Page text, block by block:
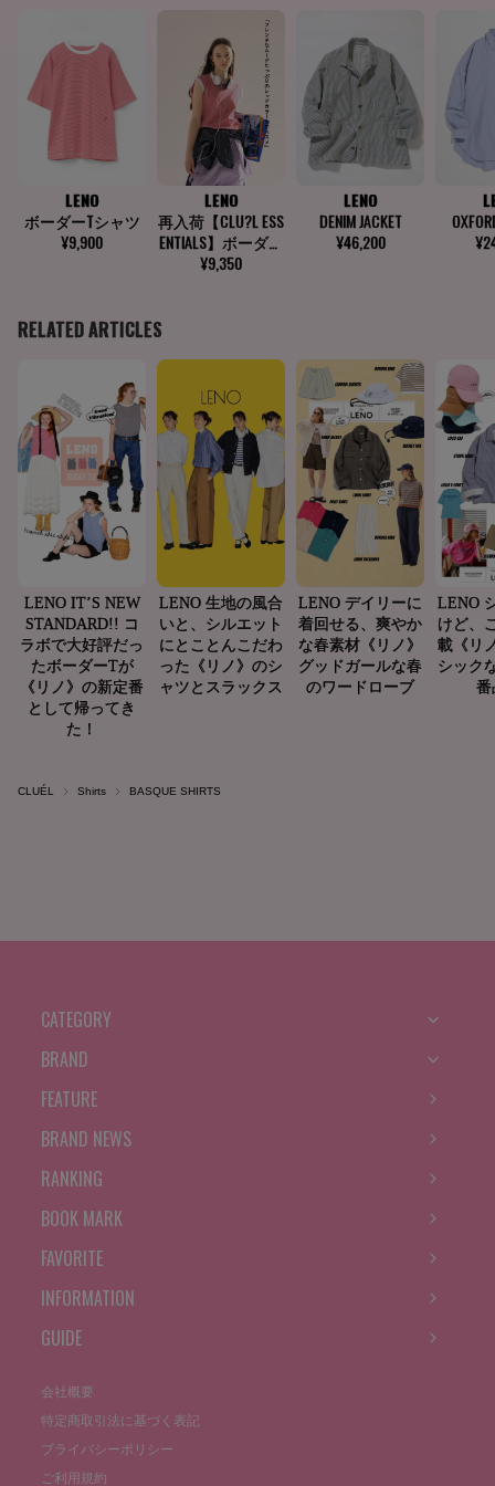
CLUÉL Shirts BASQUE SHIRTS
CATEGORY
BRAND
FEATURE
BRAND NEWS
RANKING
BOOK MARK
FAVORITE
INFORMATION
GUIDE
会社概要
特定商取引法に基づく表記
プライバシーポリシー
ご利用規約